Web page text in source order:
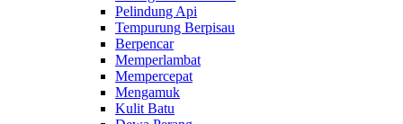
Pelindung Api
Tempurung Berpisau
Berpencar
Memperlambat
Mempercepat
Mengamuk
Kulit Batu